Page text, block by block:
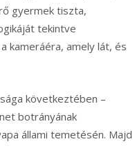
gyermek tiszta,
tekintve
kameráéra, amely lát, és
következtében –
botrányának
állami temetésén. Majd